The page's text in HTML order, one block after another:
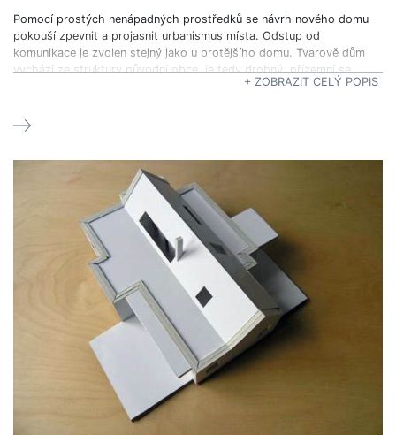
Pomocí prostých nenápadných prostředků se návrh nového domu
pokouší zpevnit a projasnit urbanismus místa. Odstup od
komunikace je zvolen stejný jako u protějšího domu. Tvarově dům
vychází ze struktury původní obce, je tedy drobný, přízemní se
ARCHITEKTONICKÉ ŘEŠENÍ
Dům je postaven na myšlence základních abstrahovaných tvarů
(trojboký hranol, krychle, kvádr). Protože je oproti ostatním domům
v místě drobný, měl by svoji důstojnost založit právě na prostém
působení bezozdobných hmot.
Kompozice vycházející z archetypálních ale i v místě původně
obvyklých tvarů by měla v živé zahradě stát jako pevné útočiště,
navozující pocit bezpečí.
Stavba vychází z metrického rastru a její půdorys je vepsán
do kružnice o poloměru 8,73m (čtverec 16x16m). Výška přízemí
je 3m, krovu 2,4m. Sedlová střecha je nad půdorysem 4,35x15m.
Z něj jsou vysouvány hmoty místností (v rozmezí od 1 do 4,65m),
vytvářejících skladbu domu, která počítá se silným účinem kontrastu
světla a hlubokých stínů na holých plochách omítek. Okenní otvory
proporčně vážou na úhlopříčky stěn, okna jsou osazena hluboko
do ostění, aby tak podtrhla hmotnost zdí. Ploché lehce spádované
střechy jsou kryty atikami.
+ ZOBRAZIT CELÝ POPIS